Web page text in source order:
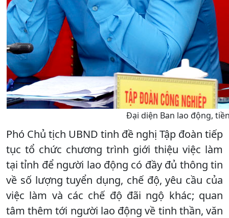
Đại diện Ban lao động,
Phó Chủ tịch UBND tinh đề nghị Tập đoàn tiếp
tục tổ chức chương trình giới thiệu việc làm
tại tỉnh để người lao động có đầy đủ thông tin
về số lượng tuyển dụng, chế độ, yêu cầu của
việc làm và các chế độ đãi ngộ khác; quan
tâm thêm tới người lao động về tinh thần, văn